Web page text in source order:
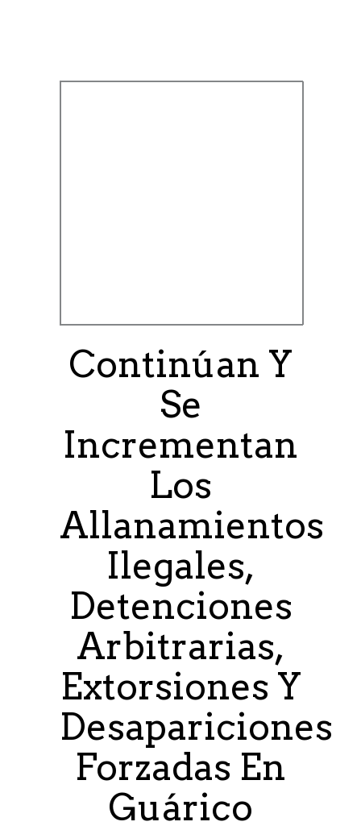
Continúan Y
Se
Incrementan
Los
Allanamientos
Ilegales,
Detenciones
Arbitrarias,
Extorsiones Y
Desapariciones
Forzadas En
Guárico